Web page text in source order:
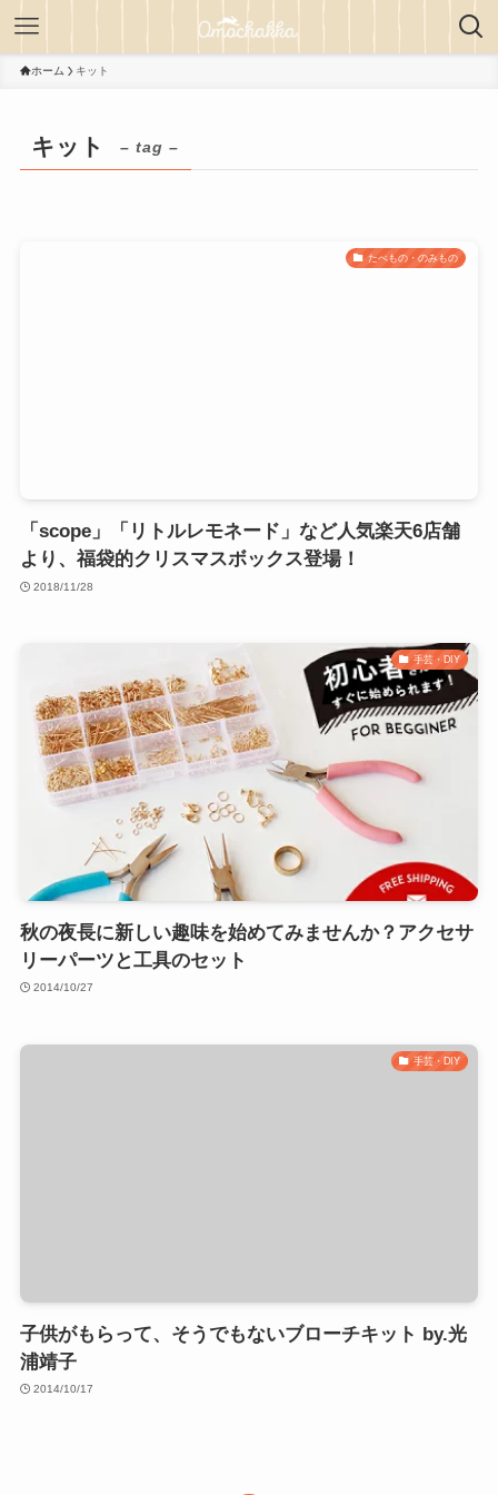
ホーム キット
キット – tag –
たべもの・のみもの
「scope」「リトルレモネード」など人気楽天6店舗
より、福袋的クリスマスボックス登場！
2018/11/28
手芸・DIY
秋の夜長に新しい趣味を始めてみませんか？アクセサ
リーパーツと工具のセット
2014/10/27
手芸・DIY
子供がもらって、そうでもないブローチキット by.光
浦靖子
2014/10/17